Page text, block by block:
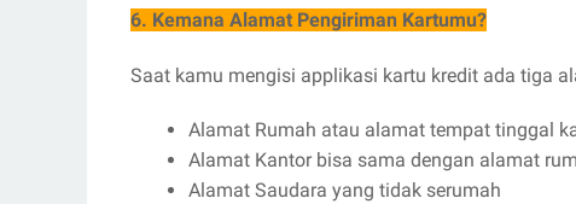
6. Kemana Alamat Pengiriman Kartumu?
Saat kamu mengisi applikasi kartu kredit ada tiga
Alamat Rumah atau alamat tempat tinggal
Alamat Kantor bisa sama dengan alamat
Alamat Saudara yang tidak serumah